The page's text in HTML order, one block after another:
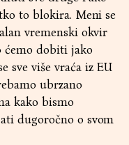
to blokira. Meni se
vremenski okvir
ćemo dobiti jako
sve više vraća iz EU
ubrzano
kako bismo
dugoročno o svom